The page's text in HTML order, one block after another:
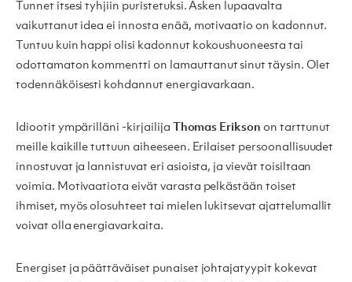
Tunnet itsesi tyhjiin puristetuksi. Äsken lupaavalta
vaikuttanut idea ei innosta enää, motivaatio on kadonnut.
Tuntuu kuin happi olisi kadonnut kokoushuoneesta tai
odottamaton kommentti on lamauttanut sinut täysin. Olet
todennäköisesti kohdannut energiavarkaan.
Idiootit ympärilläni -kirjailija Thomas Erikson on tarttunut
meille kaikille tuttuun aiheeseen. Erilaiset persoonallisuudet
innostuvat ja lannistuvat eri asioista, ja vievät toisiltaan
voimia. Motivaatiota eivät varasta pelkästään toiset
ihmiset, myös olosuhteet tai mielen lukitsevat ajattelumallit
voivat olla energiavarkaita.
Energiset ja päättäväiset punaiset johtajatyypit kokevat